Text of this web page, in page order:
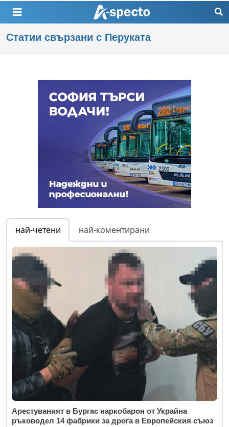
Статии свързани с Перуката
най-четени най-коментирани
Арестуваният в Бургас наркобарон от Украйна
ръководел 14 фабрики за дрога в Европейския съюз